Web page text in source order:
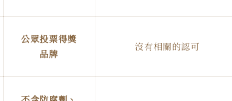
公眾投票得獎
品牌
沒有相關的認可